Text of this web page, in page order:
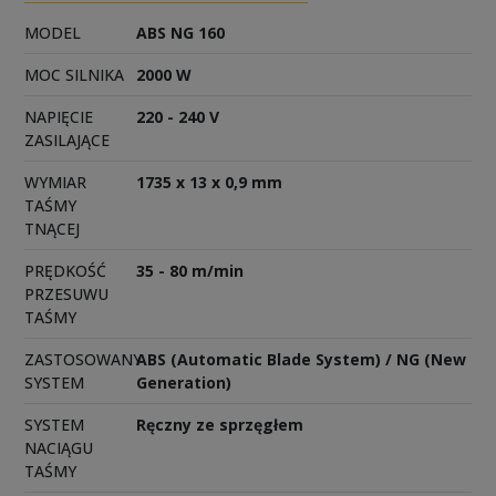
MODEL
ABS NG 160
MOC SILNIKA
2000 W
NAPIĘCIE
ZASILAJĄCE
220 - 240 V
WYMIAR
TAŚMY
TNĄCEJ
1735 x 13 x 0,9 mm
PRĘDKOŚĆ
PRZESUWU
TAŚMY
35 - 80 m/min
ZASTOSOWANY
SYSTEM
ABS (Automatic Blade System) / NG (New
Generation)
SYSTEM
NACIĄGU
TAŚMY
Ręczny ze sprzęgłem